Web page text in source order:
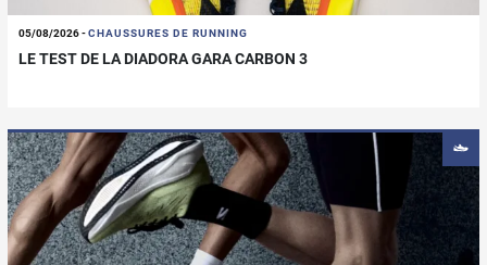
05/08/2026-CHAUSSURES DE RUNNING
LE TEST DE LA DIADORA GARA CARBON 3